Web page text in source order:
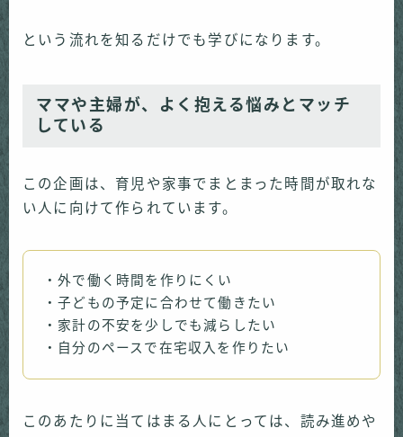
という流れを知るだけでも学びになります。
ママや主婦が、よく抱える悩みとマッチ
している
この企画は、育児や家事でまとまった時間が取れな
い人に向けて作られています。
・外で働く時間を作りにくい
・子どもの予定に合わせて働きたい
・家計の不安を少しでも減らしたい
・自分のペースで在宅収入を作りたい
このあたりに当てはまる人にとっては、読み進めや